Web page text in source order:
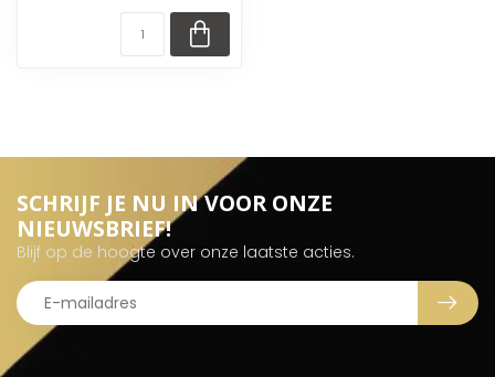
SCHRIJF JE NU IN VOOR ONZE
NIEUWSBRIEF!
Blijf op de hoogte over onze laatste acties.